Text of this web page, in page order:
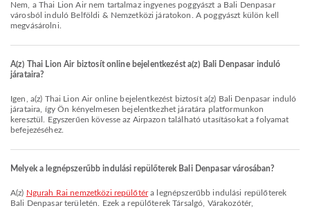
Nem, a Thai Lion Air nem tartalmaz ingyenes poggyászt a Bali Denpasar
városból induló Belföldi & Nemzetközi járatokon. A poggyászt külön kell
megvásárolni.
A(z) Thai Lion Air biztosít online bejelentkezést a(z) Bali Denpasar induló
járataira?
Igen, a(z) Thai Lion Air online bejelentkezést biztosít a(z) Bali Denpasar induló
járataira, így Ön kényelmesen bejelentkezhet járatára platformunkon
keresztül. Egyszerűen kövesse az Airpazon található utasításokat a folyamat
befejezéséhez.
Melyek a legnépszerűbb indulási repülőterek Bali Denpasar városában?
A(z) Ngurah Rai nemzetközi repülőtéra legnépszerűbb indulási repülőterek
Bali Denpasar területén. Ezek a repülőterek Társalgó, Várakozótér,